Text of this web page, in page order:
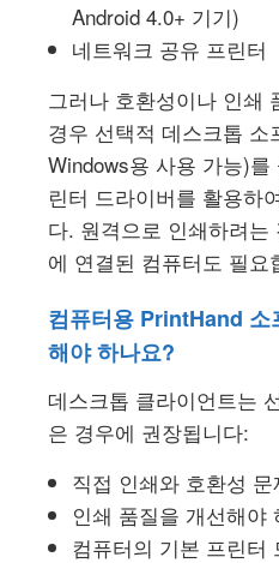
Android 4.0+ 기기)
네트워크 공유 프린터
그러나 호환성이나 인쇄
경우 선택적 데스크톱 소
Windows용 사용 가능)
린터 드라이버를 활용하
다. 원격으로 인쇄하려는
에 연결된 컴퓨터도 필요
컴퓨터용 PrintHand 소
해야 하나요?
데스크톱 클라이언트는
은 경우에 권장됩니다:
직접 인쇄와 호환성
인쇄 품질을 개선해야
컴퓨터의 기본 프린터